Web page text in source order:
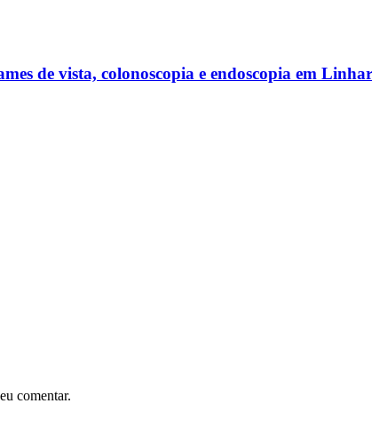
de vista, colonoscopia e endoscopia em
comentar.